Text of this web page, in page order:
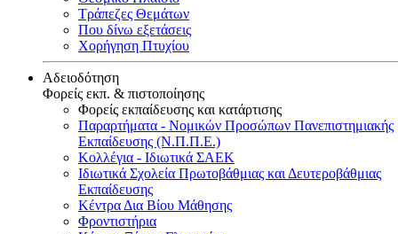
Τράπεζες Θεμάτων
Που δίνω εξετάσεις
Χορήγηση Πτυχίου
Αδειοδότηση
Φορείς εκπ. & πιστοποίησης
Φορείς εκπαίδευσης και κατάρτισης
Παραρτήματα - Νομικών Προσώπων Πανεπιστημιακής
Εκπαίδευσης (Ν.Π.Π.Ε.)
Κολλέγια - Ιδιωτικά ΣΑΕΚ
Ιδιωτικά Σχολεία Πρωτοβάθμιας και Δευτεροβάθμιας
Εκπαίδευσης
Κέντρα Δια Βίου Μάθησης
Φροντιστήρια